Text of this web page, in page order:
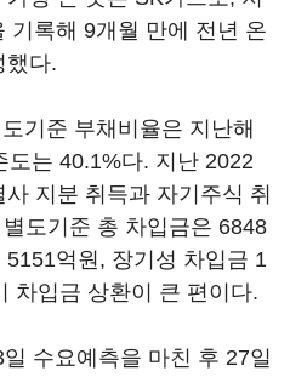
기록해 9개월 만에 전년 온
했다.
기준 부채비율은 지난해
도는 40.1%다. 지난 2022
지분 취득과 자기주식 취
도기준 총 차입금은 6848
억원, 장기성 차입금 1
차입금 상환이 큰 편이다.
수요예측을 마친 후 27일